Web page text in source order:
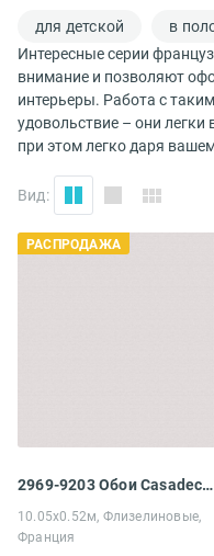
для детской
в
Интересные серии
внимание и позволяют
интерьеры. Работа с
удовольствие – они легки
при этом легко даря
Вид:
РАСПРОДАЖА
2969-9203 Обои Casadeco My little world
10.05х0.52м, Флизелиновые,
Франция